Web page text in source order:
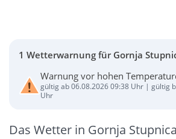
1 Wetterwarnung für Gornja
Warnung vor hohen
gültig ab 06.08.2026 09:38 Uhr | gültig
Uhr
Das Wetter in Gornja